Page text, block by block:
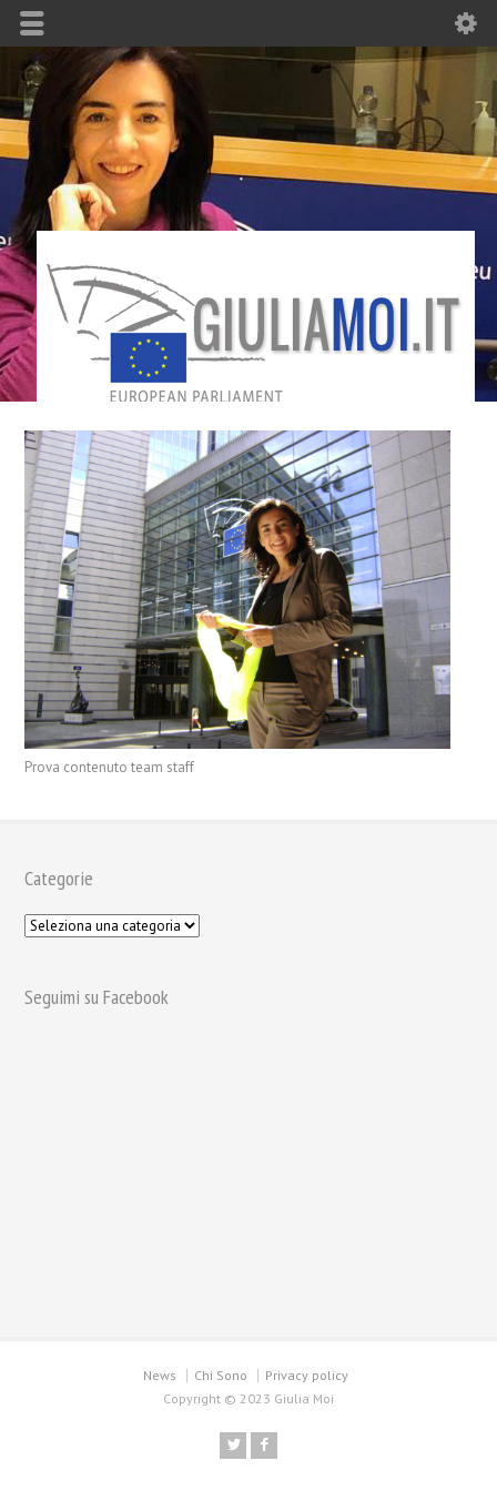
Prova contenuto team staff
Categorie
Seguimi su Facebook
News Chi Sono
Privacy policy
Copyright © 2023 Giulia Moi